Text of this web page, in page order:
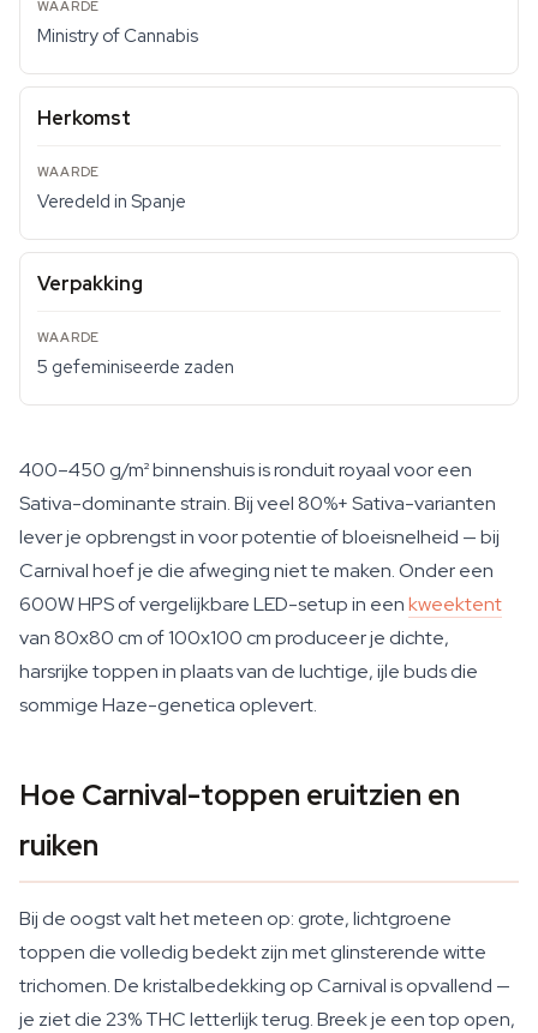
Ministry of Cannabis
Herkomst
Veredeld in Spanje
Verpakking
5 gefeminiseerde zaden
400–450 g/m² binnenshuis is ronduit royaal voor een
Sativa-dominante strain. Bij veel 80%+ Sativa-varianten
lever je opbrengst in voor potentie of bloeisnelheid — bij
Carnival hoef je die afweging niet te maken. Onder een
600W HPS of vergelijkbare LED-setup in eenkweektent
van 80x80 cm of 100x100 cm produceer je dichte,
harsrijke toppen in plaats van de luchtige, ijle buds die
sommige Haze-genetica oplevert.
Hoe Carnival-toppen eruitzien en
ruiken
Bij de oogst valt het meteen op: grote, lichtgroene
toppen die volledig bedekt zijn met glinsterende witte
trichomen. De kristalbedekking op Carnival is opvallend —
je ziet die 23% THC letterlijk terug. Breek je een top open,